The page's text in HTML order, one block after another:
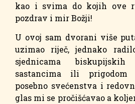
kao i svima do kojih ove
pozdrav i mir Božji!
U ovoj sam dvorani više
uzimao riječ, jednako
sjednicama
sastancima ili prigodom
posebno svećenstva i
glas mi se pročišćavao a